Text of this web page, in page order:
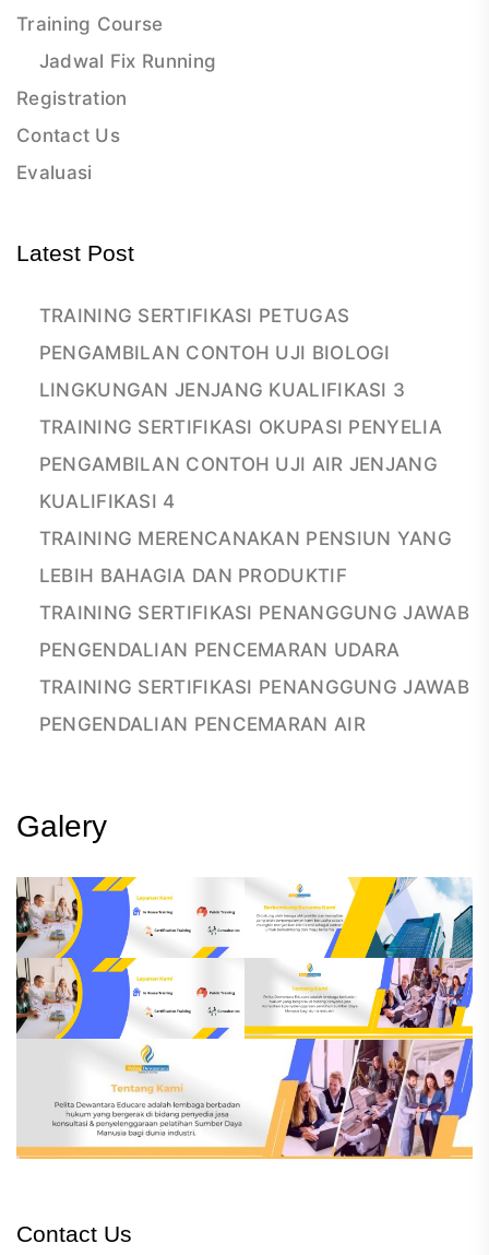
Training Course
Jadwal Fix Running
Registration
Contact Us
Evaluasi
Latest Post
TRAINING SERTIFIKASI PETUGAS
PENGAMBILAN CONTOH UJI BIOLOGI
LINGKUNGAN JENJANG KUALIFIKASI 3
TRAINING SERTIFIKASI OKUPASI PENYELIA
PENGAMBILAN CONTOH UJI AIR JENJANG
KUALIFIKASI 4
TRAINING MERENCANAKAN PENSIUN YANG
LEBIH BAHAGIA DAN PRODUKTIF
TRAINING SERTIFIKASI PENANGGUNG JAWAB
PENGENDALIAN PENCEMARAN UDARA
TRAINING SERTIFIKASI PENANGGUNG JAWAB
PENGENDALIAN PENCEMARAN AIR
Galery
Contact Us